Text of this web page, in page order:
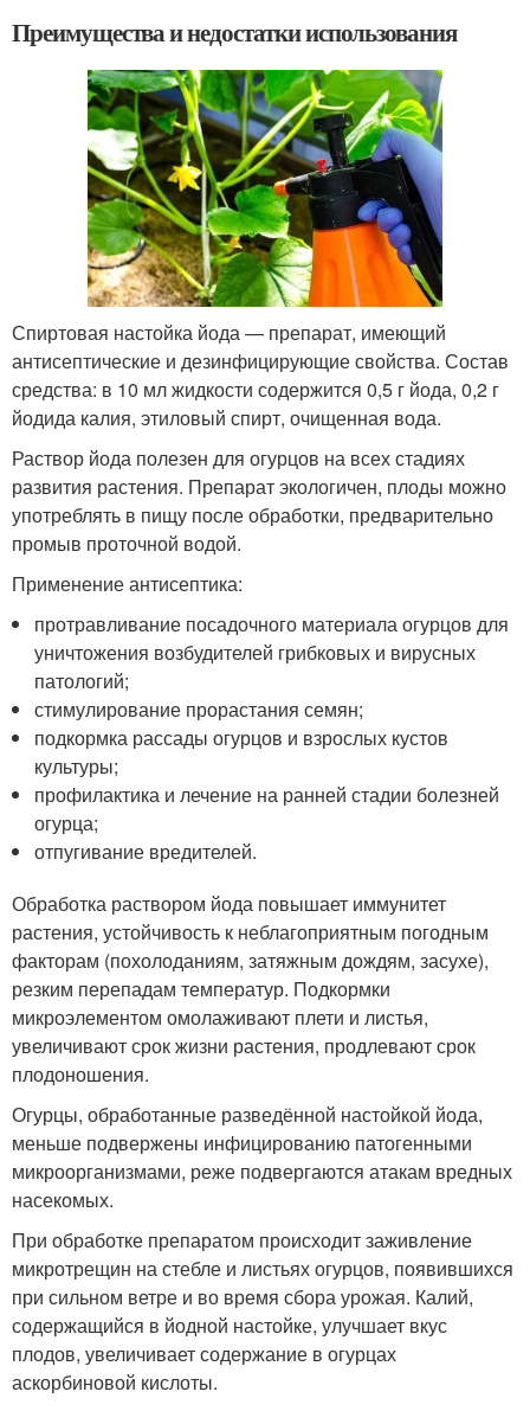
Преимущества и недостатки использования
Спиртовая настойка йода — препарат, имеющий
антисептические и дезинфицирующие свойства. Состав
средства: в 10 мл жидкости содержится 0,5 г йода, 0,2 г
йодида калия, этиловый спирт, очищенная вода.
Раствор йода полезен для огурцов на всех стадиях
развития растения. Препарат экологичен, плоды можно
употреблять в пищу после обработки, предварительно
промыв проточной водой.
Применение антисептика:
протравливание посадочного материала огурцов для
уничтожения возбудителей грибковых и вирусных
патологий;
стимулирование прорастания семян;
подкормка рассады огурцов и взрослых кустов
культуры;
профилактика и лечение на ранней стадии болезней
огурца;
отпугивание вредителей.
Обработка раствором йода повышает иммунитет
растения, устойчивость к неблагоприятным погодным
факторам (похолоданиям, затяжным дождям, засухе),
резким перепадам температур. Подкормки
микроэлементом омолаживают плети и листья,
увеличивают срок жизни растения, продлевают срок
плодоношения.
Огурцы, обработанные разведённой настойкой йода,
меньше подвержены инфицированию патогенными
микроорганизмами, реже подвергаются атакам вредных
насекомых.
При обработке препаратом происходит заживление
микротрещин на стебле и листьях огурцов, появившихся
при сильном ветре и во время сбора урожая. Калий,
содержащийся в йодной настойке, улучшает вкус
плодов, увеличивает содержание в огурцах
аскорбиновой кислоты.